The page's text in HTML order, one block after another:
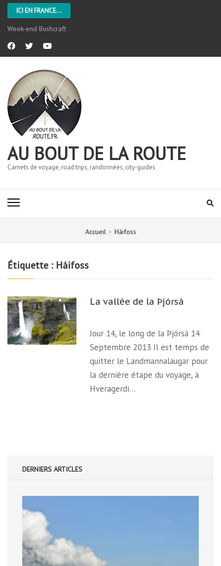
ICI EN FRANCE...
Week-end Bushcraft
AU BOUT DE LA ROUTE
Carnets de voyage, road trips, randonnées, city-guides
Accueil > Háifoss
Étiquette : Háifoss
La vallée de la Þjórsá
Jour 14, le long de la Þjórsá 14
Septembre 2013 Il est temps de
quitter le Landmannalaugar pour
la dernière étape du voyage, à
Hveragerdi…
DERNIERS ARTICLES